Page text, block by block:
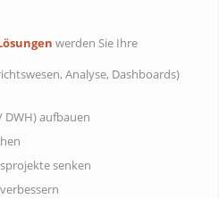
werden Sie Ihre
Analyse, Dashboards)
DWH) aufbauen
senken